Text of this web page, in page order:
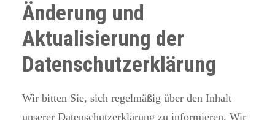
Änderung und
Aktualisierung der
Datenschutzerklärung
Wir bitten Sie, sich regelmäßig über den Inhalt
unserer Datenschutzerklärung zu informieren. Wir